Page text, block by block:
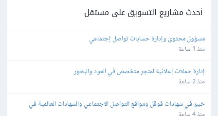
أحدث مشاريع التسويق على مستقل
مسؤول محتوى وإدارة حسابات تواصل إجتماعي
منذ 1 ساعة
إدارة حملات إعلانية لمتجر متخصص في العود والبخور
منذ 2 ساعة